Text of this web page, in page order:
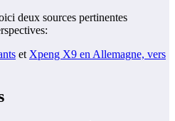
deux sources pertinentes
et Xpeng X9 en Allemagne, vers